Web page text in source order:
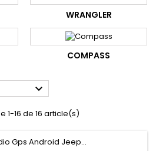
WRANGLER
COMPASS

1-16 de 16 article(s)